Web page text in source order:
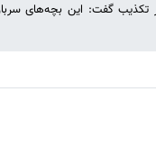
گفت: این بچه‌های